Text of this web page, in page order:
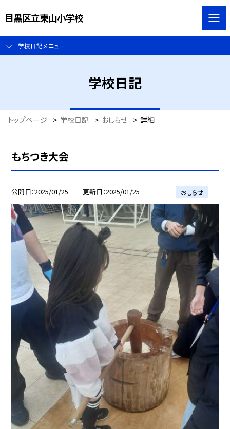
目黒区立東山小学校
学校日記メニュー
学校日記
トップページ > 学校日記 > おしらせ > 詳細
もちつき大会
公開日 2025/01/25 更新日 2025/01/25 おしらせ